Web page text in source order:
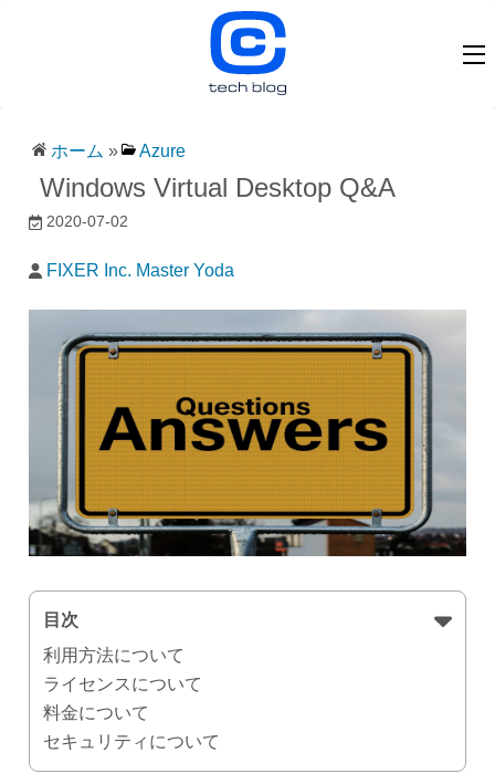
ホーム » Azure
Windows Virtual Desktop Q&A
2020-07-02
FIXER Inc. Master Yoda
目次
利用方法について
ライセンスについて
料金について
セキュリティについて